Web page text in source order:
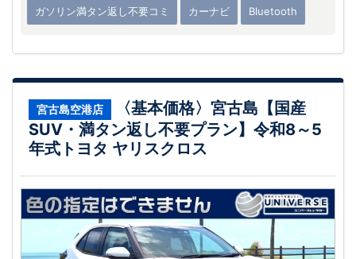
ガソリン満タン返し不要コミ カーナビ Bluetooth
宮古島空港店
〈基本価格〉宮古島【国産
SUV・満タン返し不要プラン】令和8～5
年式トヨタ ヤリスクロス